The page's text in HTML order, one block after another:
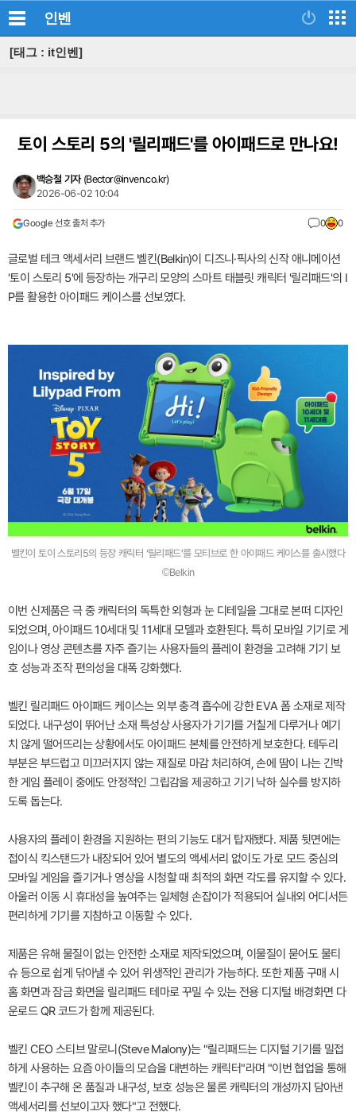
인벤
[태그 : it인벤]
토이 스토리 5의 '릴리패드'를 아이패드로 만나요!
백승철 기자 (Bector@inven.co.kr)
2026-06-02 10:04
Google 선호 출처 추가 0 0
글로벌 테크 액세서리 브랜드 벨킨(Belkin)이 디즈니·픽사의 신작 애니메이션
'토이 스토리 5'에 등장하는 개구리 모양의 스마트 태블릿 캐릭터 '릴리패드'의 I
P를 활용한 아이패드 케이스를 선보였다.
벨킨이 토이 스토리5의 등장 캐릭터 ‘릴리패드’를 모티브로 한 아이패드 케이스를 출시했다
©Belkin
이번 신제품은 극 중 캐릭터의 독특한 외형과 눈 디테일을 그대로 본떠 디자인
되었으며, 아이패드 10세대 및 11세대 모델과 호환된다. 특히 모바일 기기로 게
임이나 영상 콘텐츠를 자주 즐기는 사용자들의 플레이 환경을 고려해 기기 보
호 성능과 조작 편의성을 대폭 강화했다.
벨킨 릴리패드 아이패드 케이스는 외부 충격 흡수에 강한 EVA 폼 소재로 제작
되었다. 내구성이 뛰어난 소재 특성상 사용자가 기기를 거칠게 다루거나 예기
치 않게 떨어뜨리는 상황에서도 아이패드 본체를 안전하게 보호한다. 테두리
부분은 부드럽고 미끄러지지 않는 재질로 마감 처리하여, 손에 땀이 나는 긴박
한 게임 플레이 중에도 안정적인 그립감을 제공하고 기기 낙하 실수를 방지하
도록 돕는다.
사용자의 플레이 환경을 지원하는 편의 기능도 대거 탑재됐다. 제품 뒷면에는
접이식 킥스탠드가 내장되어 있어 별도의 액세서리 없이도 가로 모드 중심의
모바일 게임을 즐기거나 영상을 시청할 때 최적의 화면 각도를 유지할 수 있다.
아울러 이동 시 휴대성을 높여주는 일체형 손잡이가 적용되어 실내외 어디서든
편리하게 기기를 지참하고 이동할 수 있다.
제품은 유해 물질이 없는 안전한 소재로 제작되었으며, 이물질이 묻어도 물티
슈 등으로 쉽게 닦아낼 수 있어 위생적인 관리가 가능하다. 또한 제품 구매 시
홈 화면과 잠금 화면을 릴리패드 테마로 꾸밀 수 있는 전용 디지털 배경화면 다
운로드 QR 코드가 함께 제공된다.
벨킨 CEO 스티브 말로니(Steve Malony)는 "릴리패드는 디지털 기기를 밀접
하게 사용하는 요즘 아이들의 모습을 대변하는 캐릭터"라며 "이번 협업을 통해
벨킨이 추구해 온 품질과 내구성, 보호 성능은 물론 캐릭터의 개성까지 담아낸
액세서리를 선보이고자 했다"고 전했다.